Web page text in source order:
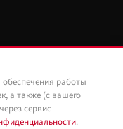
работы
а также (с вашего
сервис
.